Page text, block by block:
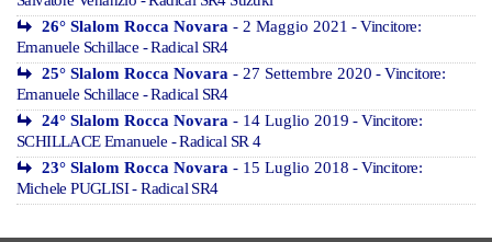
26° Slalom Rocca Novara - 2 Maggio 2021 - Vincitore:
Emanuele Schillace - Radical SR4
25° Slalom Rocca Novara - 27 Settembre 2020 - Vincitore:
Emanuele Schillace - Radical SR4
24° Slalom Rocca Novara - 14 Luglio 2019 - Vincitore:
SCHILLACE Emanuele - Radical SR 4
23° Slalom Rocca Novara - 15 Luglio 2018 - Vincitore:
Michele PUGLISI - Radical SR4